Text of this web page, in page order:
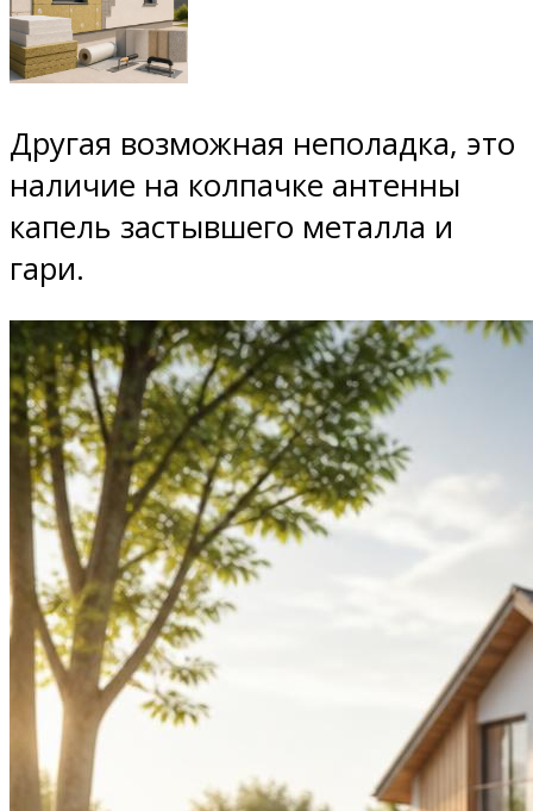
Другая возможная неполадка, это
наличие на колпачке антенны
капель застывшего металла и
гари.